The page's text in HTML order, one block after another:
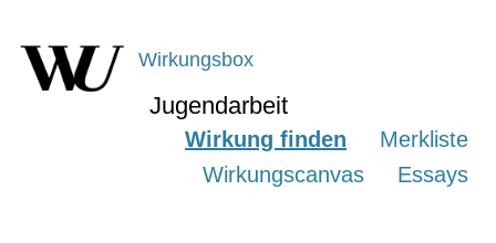
Wirkungsbox
Jugendarbeit
Wirkung finden
Merkliste
Wirkungscanvas
Essays